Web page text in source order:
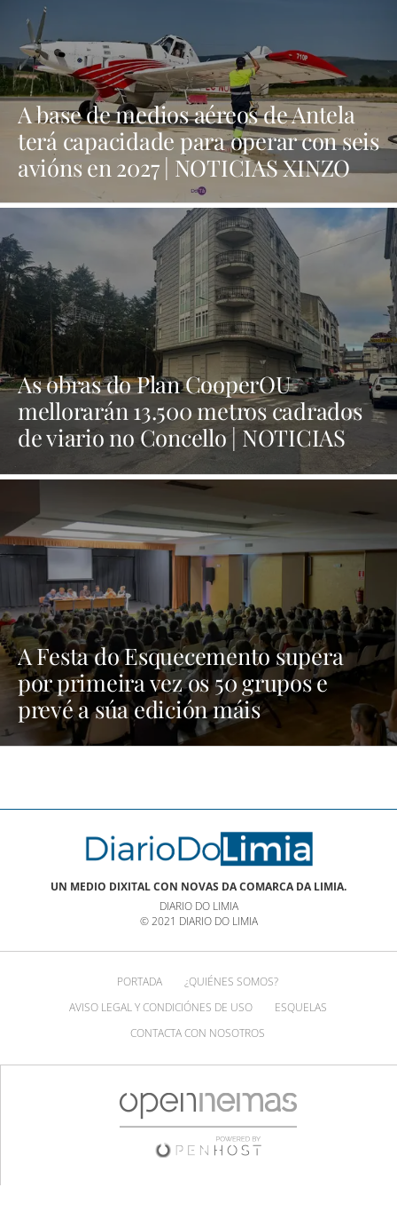
A base de medios aéreos de Antela
terá capacidade para operar con seis
avións en 2027 | NOTICIAS XINZO
As obras do Plan CooperOU
mellorarán 13.500 metros cadrados
de viario no Concello | NOTICIAS
A Festa do Esquecemento supera
por primeira vez os 50 grupos e
prevé a súa edición máis
multitudinaria | NOTICIAS XINZO
UN MEDIO DIXITAL CON NOVAS DA COMARCA DA LIMIA.
DIARIO DO LIMIA
© 2021 DIARIO DO LIMIA
PORTADA
¿QUIÉNES SOMOS?
AVISO LEGAL Y CONDICIÓNES DE USO
ESQUELAS
CONTACTA CON NOSOTROS